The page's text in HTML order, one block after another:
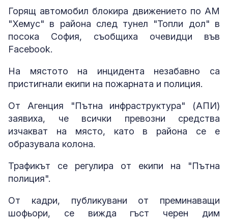
Горящ автомобил блокира движението по АМ
"Хемус" в района след тунел "Топли дол" в
посока София, съобщиха очевидци във
Facebook.
На мястото на инцидента незабавно са
пристигнали екипи на пожарната и полиция.
От Агенция "Пътна инфраструктура" (АПИ)
заявиха, че всички превозни средства
изчакват на място, като в района се е
образувала колона.
Трафикът се регулира от екипи на "Пътна
полиция".
От кадри, публикувани от преминаващи
шофьори, се вижда гъст черен дим